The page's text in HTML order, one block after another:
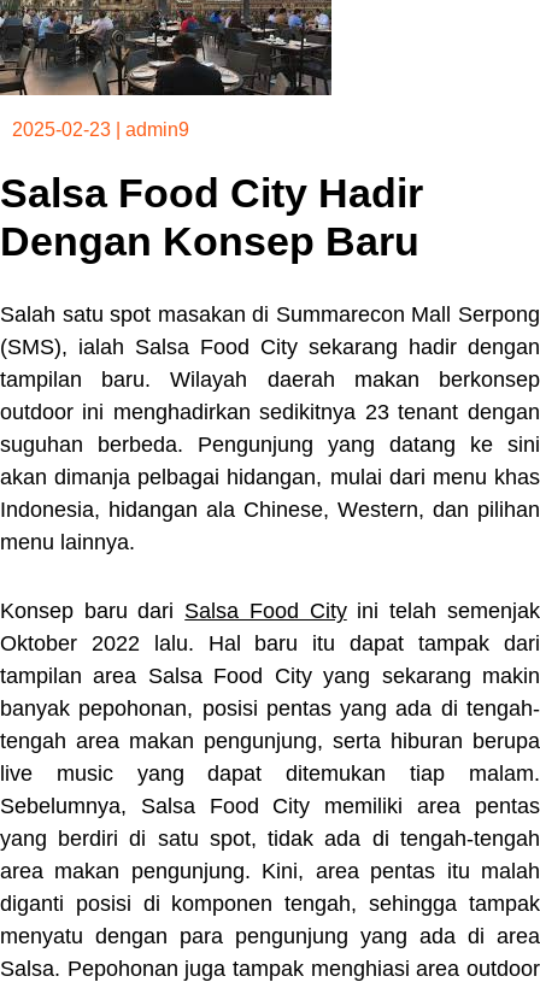
2025-02-23 admin9
Salsa Food City Hadir
Dengan Konsep Baru
Salah satu spot masakan di Summarecon Mall Serpong
(SMS), ialah Salsa Food City sekarang hadir dengan
tampilan baru. Wilayah daerah makan berkonsep
outdoor ini menghadirkan sedikitnya 23 tenant dengan
suguhan berbeda. Pengunjung yang datang ke sini
akan dimanja pelbagai hidangan, mulai dari menu khas
Indonesia, hidangan ala Chinese, Western, dan pilihan
menu lainnya.
Konsep baru dari Salsa Food Cityini telah semenjak
Oktober 2022 lalu. Hal baru itu dapat tampak dari
tampilan area Salsa Food City yang sekarang makin
banyak pepohonan, posisi pentas yang ada di tengah-
tengah area makan pengunjung, serta hiburan berupa
live music yang dapat ditemukan tiap malam.
Sebelumnya, Salsa Food City memiliki area pentas
yang berdiri di satu spot, tidak ada di tengah-tengah
area makan pengunjung. Kini, area pentas itu malah
diganti posisi di komponen tengah, sehingga tampak
menyatu dengan para pengunjung yang ada di area
Salsa. Pepohonan juga tampak menghiasi area outdoor